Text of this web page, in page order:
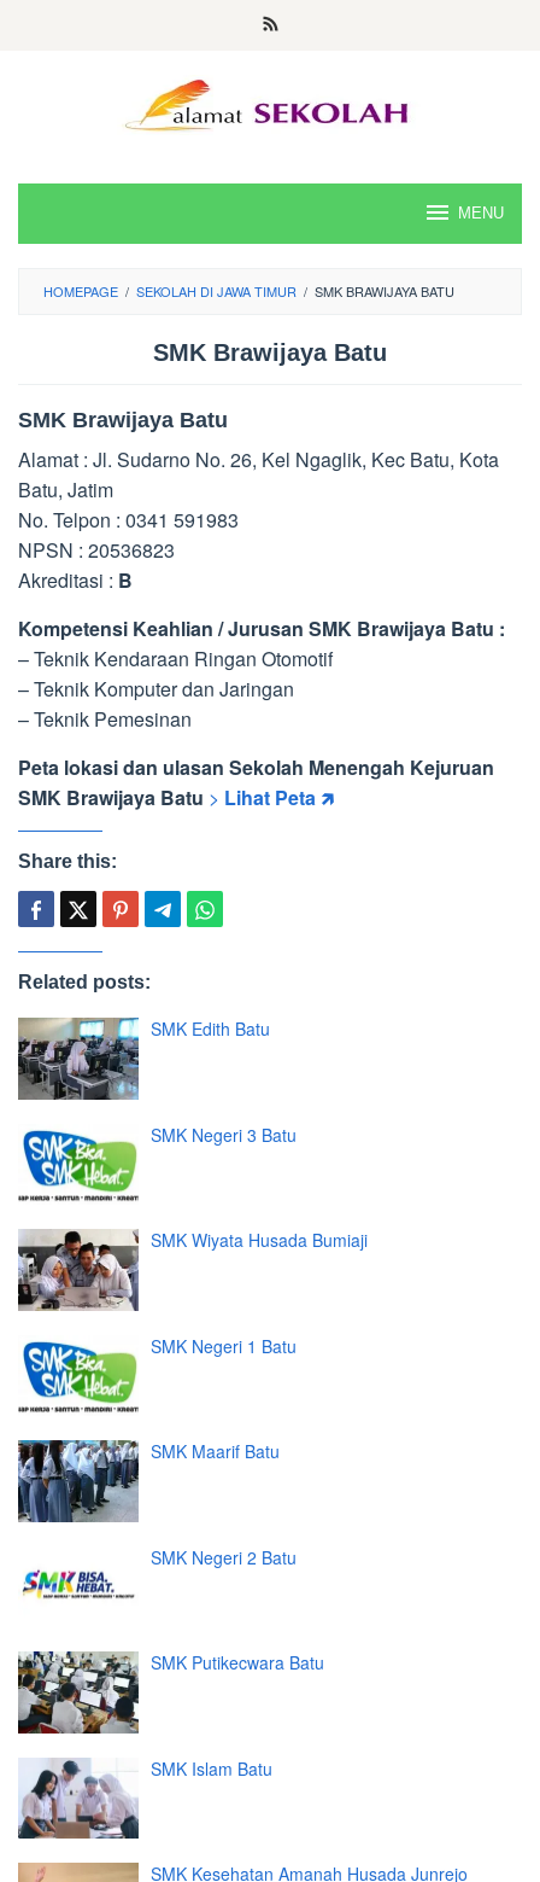
MENU
HOMEPAGE / SEKOLAH DI JAWA TIMUR / SMK BRAWIJAYA BATU
SMK Brawijaya Batu
SMK Brawijaya Batu
Alamat : Jl. Sudarno No. 26, Kel Ngaglik, Kec Batu, Kota
Batu, Jatim
No. Telpon : 0341 591983
NPSN : 20536823
Akreditasi : B
Kompetensi Keahlian / Jurusan SMK Brawijaya Batu :
– Teknik Kendaraan Ringan Otomotif
– Teknik Komputer dan Jaringan
– Teknik Pemesinan
Peta lokasi dan ulasan Sekolah Menengah Kejuruan
SMK Brawijaya Batu > Lihat Peta 🡵
Share this:
Related posts:
SMK Edith Batu
SMK Negeri 3 Batu
SMK Wiyata Husada Bumiaji
SMK Negeri 1 Batu
SMK Maarif Batu
SMK Negeri 2 Batu
SMK Putikecwara Batu
SMK Islam Batu
SMK Kesehatan Amanah Husada Junrejo